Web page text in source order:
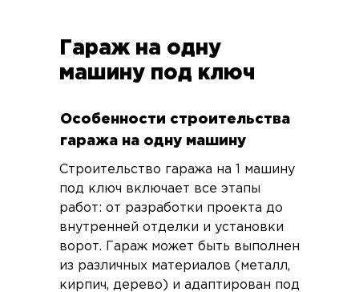
Гараж на одну
машину под ключ
Строительство гаража на 1 машину
под ключ включает все этапы
работ: от разработки проекта до
внутренней отделки и установки
ворот. Гараж может быть выполнен
из различных материалов (металл,
кирпич, дерево) и адаптирован под
Особенности строительства
гаража на одну машину